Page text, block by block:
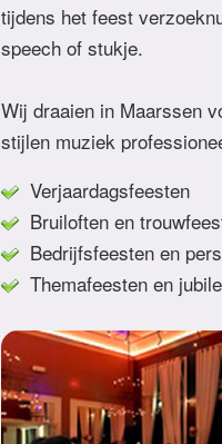
tijdens het feest
speech of stukje.
Wij draaien in Maarssen
stijlen muziek
Verjaardagsfeesten
Bruiloften en
Bedrijfsfeesten en
Themafeesten en